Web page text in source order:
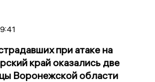
при атаке на
край оказались две
Воронежской области